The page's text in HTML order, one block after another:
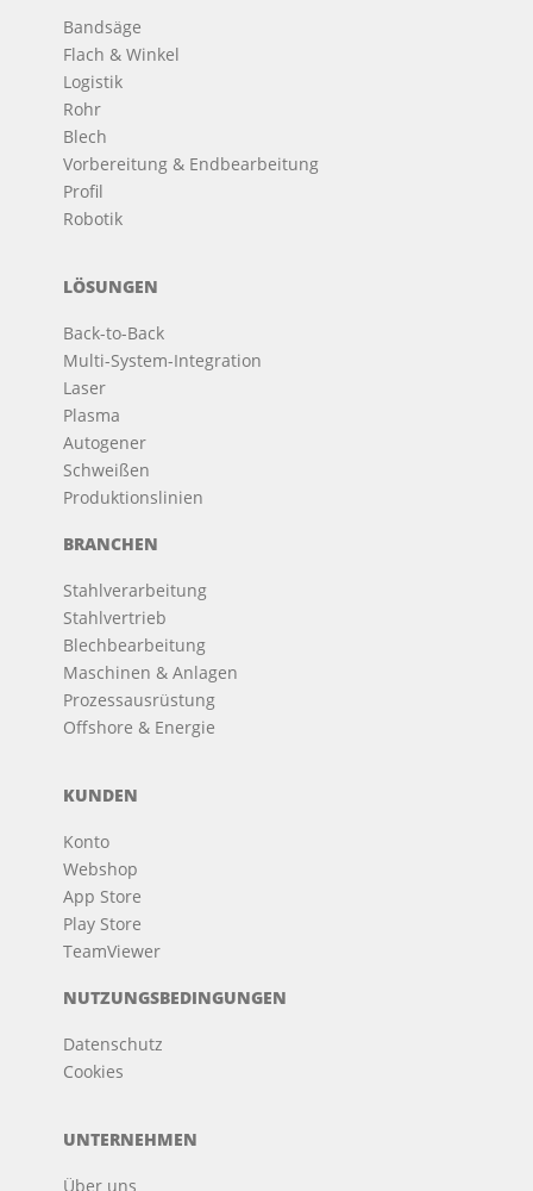
Bandsäge
Flach & Winkel
Logistik
Rohr
Blech
Vorbereitung & Endbearbeitung
Profil
Robotik
LÖSUNGEN
Back-to-Back
Multi-System-Integration
Laser
Plasma
Autogener
Schweißen
Produktionslinien
BRANCHEN
Stahlverarbeitung
Stahlvertrieb
Blechbearbeitung
Maschinen & Anlagen
Prozessausrüstung
Offshore & Energie
KUNDEN
Konto
Webshop
App Store
Play Store
TeamViewer
NUTZUNGSBEDINGUNGEN
Datenschutz
Cookies
UNTERNEHMEN
Über uns